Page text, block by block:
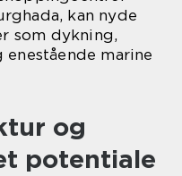
kan nyde
som dykning,
marine
og
potentiale